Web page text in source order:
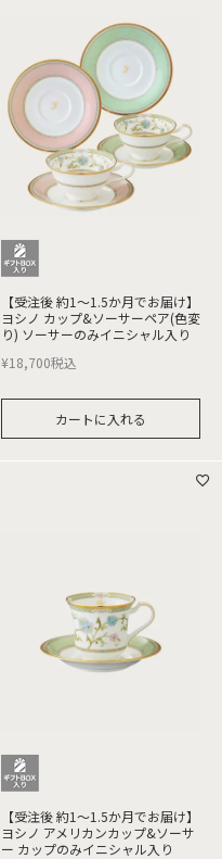
【受注後 約1～1.5か月でお届け】
ヨシノ カップ&ソーサーペア(色変
り) ソーサーのみイニシャル入り
¥18,700税込
カートに入れる
【受注後 約1～1.5か月でお届け】
ヨシノ アメリカンカップ&ソーサ
ー カップのみイニシャル入り